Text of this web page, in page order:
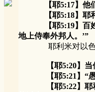
【耶5:17】他们必
【耶5:18】耶和华
【耶5:19】百姓若
地上侍奉外邦人。’”
耶利米对以色列民
【耶5:20】
【耶5:21】“愚昧
【耶5:22】耶和华